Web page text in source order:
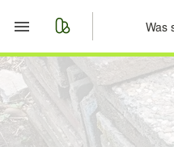
Start
Merkliste